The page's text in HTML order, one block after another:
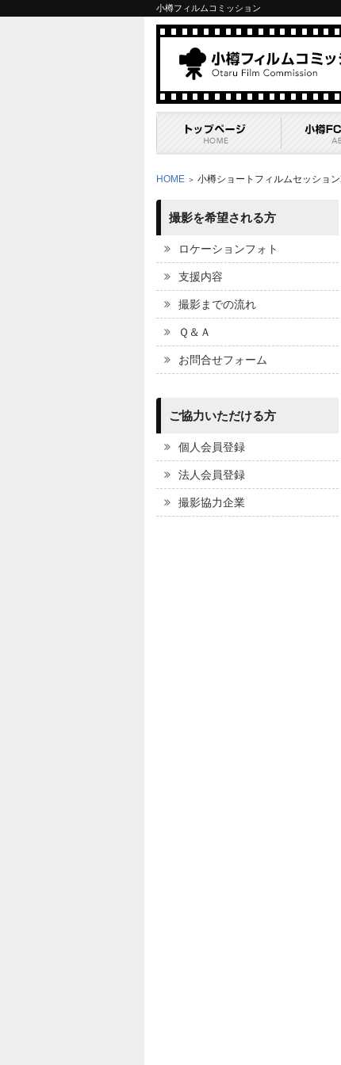
小樽フィルムコミッション
HOME ＞ 小樽ショートフィルムセッショ
撮影を希望される方
ロケーションフォト
支援内容
撮影までの流れ
Ｑ＆Ａ
お問合せフォーム
ご協力いただける方
個人会員登録
法人会員登録
撮影協力企業